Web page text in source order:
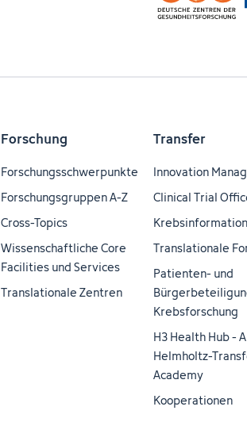
Forschung
Forschungsschwerpunkte
Forschungsgruppen A-Z
Cross-Topics
Wissenschaftliche Core
Facilities und Services
Translationale Zentren
Transfer
Innovation
Clinical Trial
Translationale
Patienten- und
Krebsforschung
H3 Health Hub - A
Helmholtz-
Academy
Kooperationen